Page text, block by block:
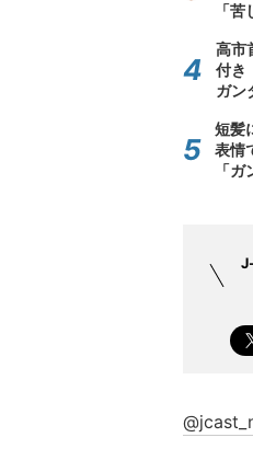
「
高市
付き
ガン
短髪
表情
「